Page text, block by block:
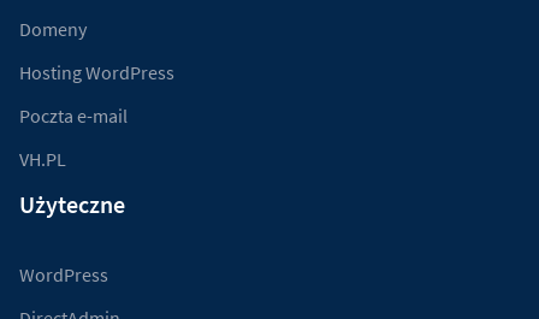
Domeny
Hosting WordPress
Poczta e-mail
VH.PL
Użyteczne
WordPress